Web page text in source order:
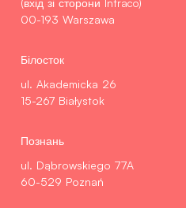
00-193 Warszawa
Білосток
ul. Akademicka 26
15-267 Białystok
Познань
ul. Dąbrowskiego 77A
60-529 Poznań